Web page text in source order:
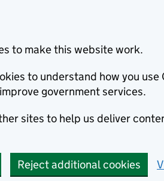
to make this website work.
to understand how you use
government services.
sites to help us deliver
Reject additional cookies